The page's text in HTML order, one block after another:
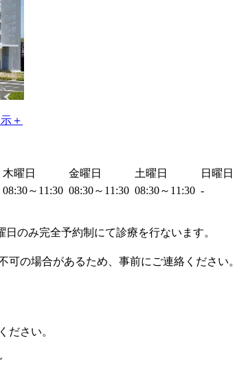
＋
木曜日 金曜日 土曜日
日曜日
08:30～11:30 08:30～11:30 08:30～11:30 -
のみ完全予約制にて診療を行ないます。
の場合があるため、事前にご連絡ください。
ださい。